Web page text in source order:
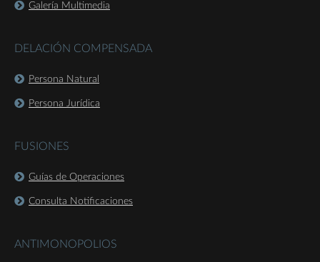
Galería Multimedia
DELACIÓN COMPENSADA
Persona Natural
Persona Jurídica
FUSIONES
Guías de Operaciones
Consulta Notificaciones
ANTIMONOPOLIOS